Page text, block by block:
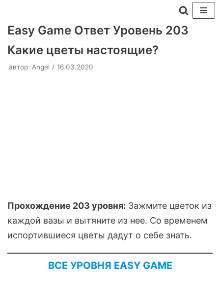
Перейти
содержимому
Easy Game Ответ Уровень 203
Какие цветы настоящие?
автор: Angel 16.03.2020
Прохождение 203 уровня: Зажмите цветок из
каждой вазы и вытяните из нее. Со временем
испортившиеся цветы дадут о себе знать.
ВСЕ УРОВНЯ EASY GAME